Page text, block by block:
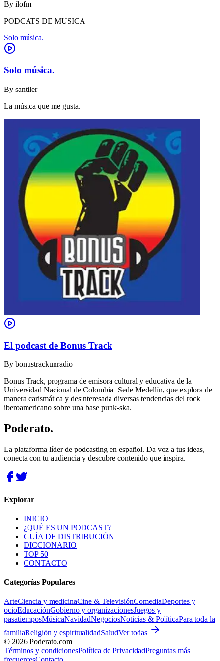
By ilofm
PODCATS DE MUSICA
Solo música.
Solo música.
By santiler
La música que me gusta.
El podcast de Bonus Track
By bonustrackunradio
Bonus Track, programa de emisora cultural y educativa de la
Universidad Nacional de Colombia- Sede Medellín, que explora de
manera carismática y desinteresada diversas tendencias del rock
iberoamericano sobre una base punk-ska.
Poderato.
La plataforma líder de podcasting en español. Da voz a tus ideas,
conecta con tu audiencia y descubre contenido que inspira.
Explorar
INICIO
¿QUÉ ES UN PODCAST?
GUÍA DE DISTRIBUCIÓN
DICCIONARIO
TOP 50
CONTACTO
Categorías Populares
ArteCiencia y medicinaCine & TelevisiónComediaDeportes y
ocioEducaciónGobierno y organizacionesJuegos y
pasatiemposMúsicaNavidadNegociosNoticias & PolíticaPara toda la
familiaReligión y espiritualidadSaludVer todas
© 2026 Poderato.com
Términos y condicionesPolítica de PrivacidadPreguntas más